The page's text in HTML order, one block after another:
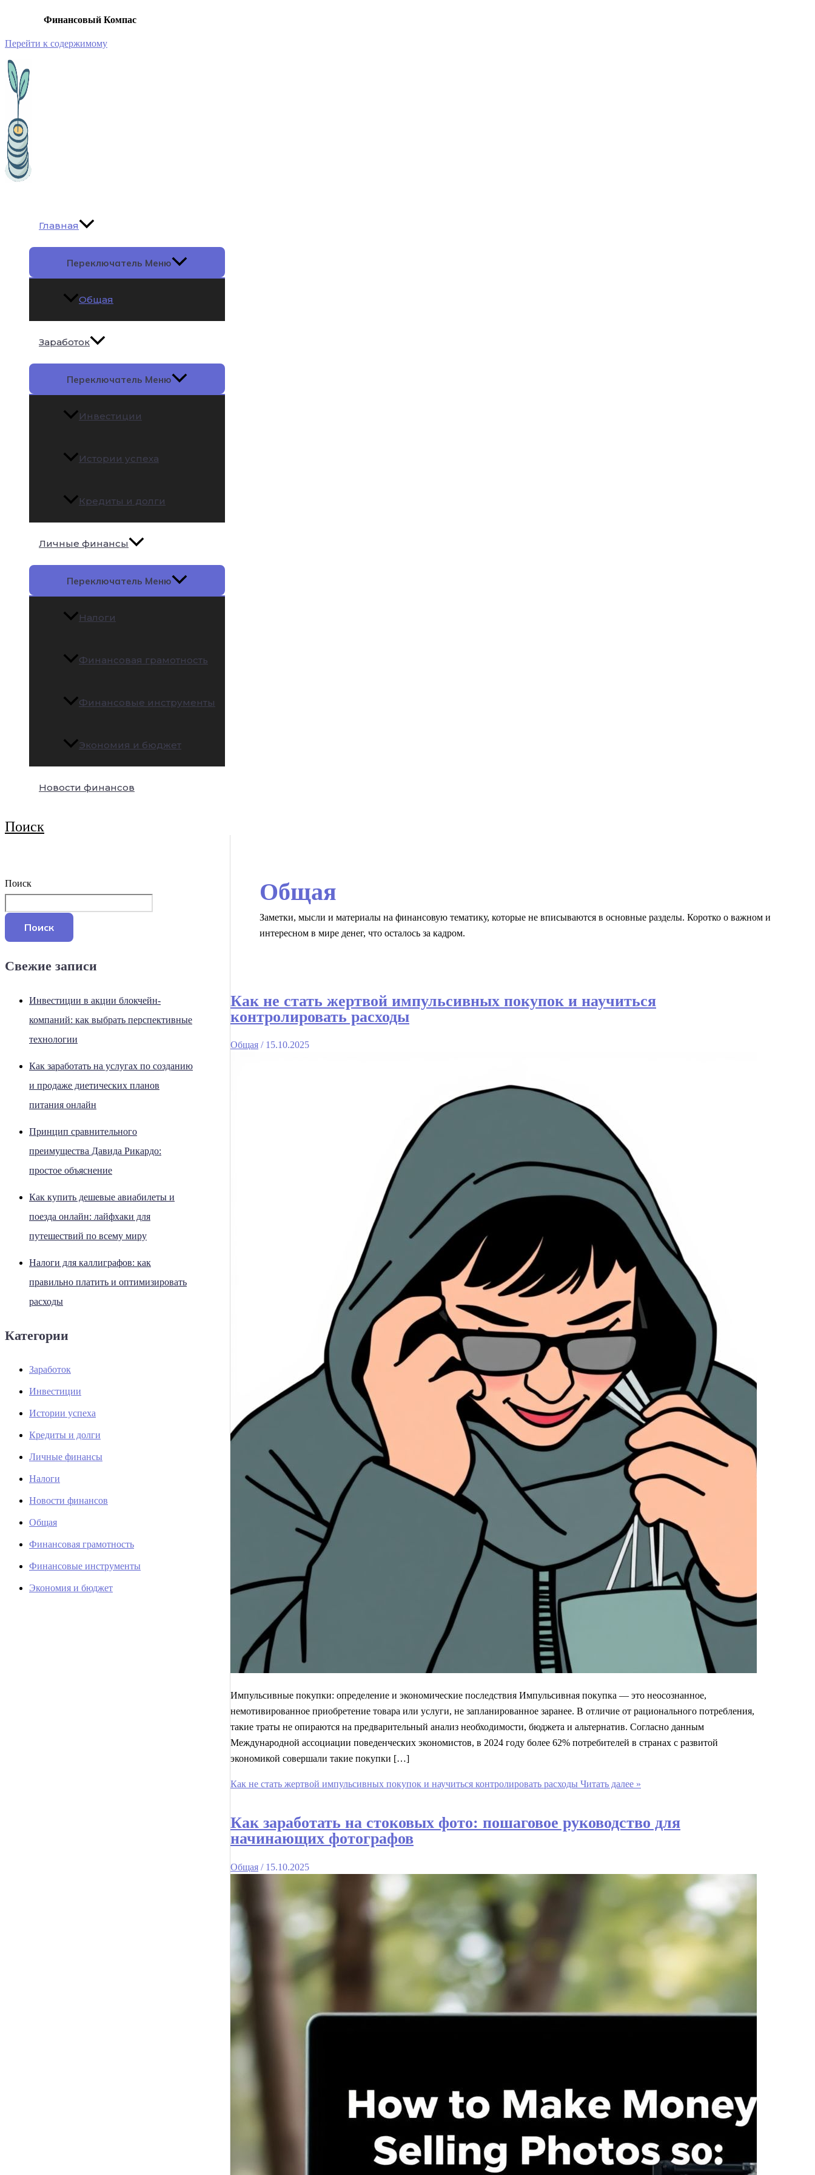
Финансовый Компас
Перейти к содержимому
Главная
Переключатель Меню
Общая
Заработок
Переключатель Меню
Инвестиции
Истории успеха
Кредиты и долги
Личные финансы
Переключатель Меню
Налоги
Финансовая грамотность
Финансовые инструменты
Экономия и бюджет
Новости финансов
Поиск
Поиск
Поиск
Свежие записи
Инвестиции в акции блокчейн-
компаний: как выбрать перспективные
технологии
Как заработать на услугах по созданию
и продаже диетических планов
питания онлайн
Принцип сравнительного
преимущества Давида Рикардо:
простое объяснение
Как купить дешевые авиабилеты и
поезда онлайн: лайфхаки для
путешествий по всему миру
Налоги для каллиграфов: как
правильно платить и оптимизировать
расходы
Категории
Заработок
Инвестиции
Истории успеха
Кредиты и долги
Личные финансы
Налоги
Новости финансов
Общая
Финансовая грамотность
Финансовые инструменты
Экономия и бюджет
Общая
Заметки, мысли и материалы на финансовую тематику, которые не вписываются в основные разделы. Коротко о важном и
интересном в мире денег, что осталось за кадром.
Как не стать жертвой импульсивных покупок и научиться
контролировать расходы
Общая / 15.10.2025
Импульсивные покупки: определение и экономические последствия Импульсивная покупка — это неосознанное,
немотивированное приобретение товара или услуги, не запланированное заранее. В отличие от рационального потребления,
такие траты не опираются на предварительный анализ необходимости, бюджета и альтернатив. Согласно данным
Международной ассоциации поведенческих экономистов, в 2024 году более 62% потребителей в странах с развитой
экономикой совершали такие покупки […]
Как не стать жертвой импульсивных покупок и научиться контролировать расходы Читать далее »
Как заработать на стоковых фото: пошаговое руководство для
начинающих фотографов
Общая / 15.10.2025